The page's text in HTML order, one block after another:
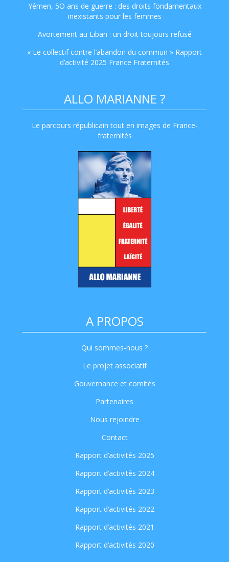
Yémen, 5O ans de guerre : des droits fondamentaux
inexistants pour les femmes
Avortement au Liban : un droit toujours refusé
« Le collectif contre l’abandon du commun » Rapport
d’activité 2025 France Fraternités
ALLO MARIANNE ?
Le parcours républicain tout en images de France-
fraternités
A PROPOS
Qui sommes-nous ?
Le projet associatif
Gouvernance et comités
Partenaires
Nous rejoindre
Contact
Rapport d’activités 2025
Rapport d’activités 2024
Rapport d’activités 2023
Rapport d’activités 2022
Rapport d’activités 2021
Rapport d’activités 2020